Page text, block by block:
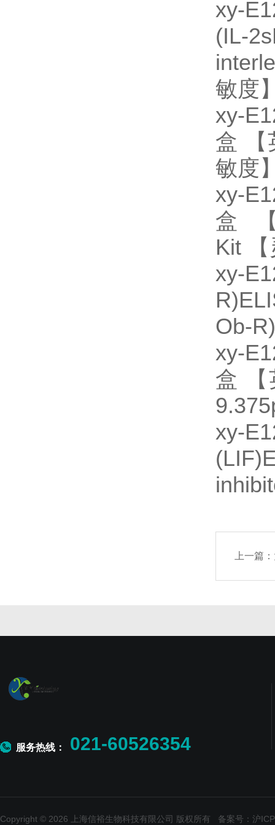
xy-
(IL-
敏度
xy-
盒 【
敏度
xy-
盒
Kit
xy-
Ob-
xy-
盒 【
xy-
上一篇：
服务热线： 021-60526354
Copyright © 2026 上海信裕生物科技有限公司 版权所有 备案号：沪